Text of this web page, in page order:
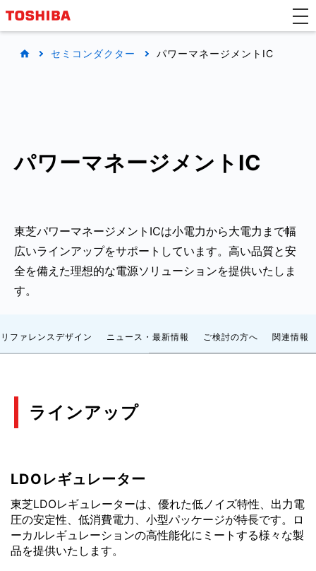
セミコンダクター パワーマネージメントIC
パワーマネージメントIC
東芝パワーマネージメントICは小電力から大電力まで幅
広いラインアップをサポートしています。高い品質と安
全を備えた理想的な電源ソリューションを提供いたしま
す。
リファレンスデザイン ニュース・最新情報 ご検討の方へ 関連情報
ラインアップ
LDOレギュレーター
東芝LDOレギュレーターは、優れた低ノイズ特性、出力電
圧の安定性、低消費電力、小型パッケージが特長です。ロ
ーカルレギュレーションの高性能化にミートする様々な製
品を提供いたします。